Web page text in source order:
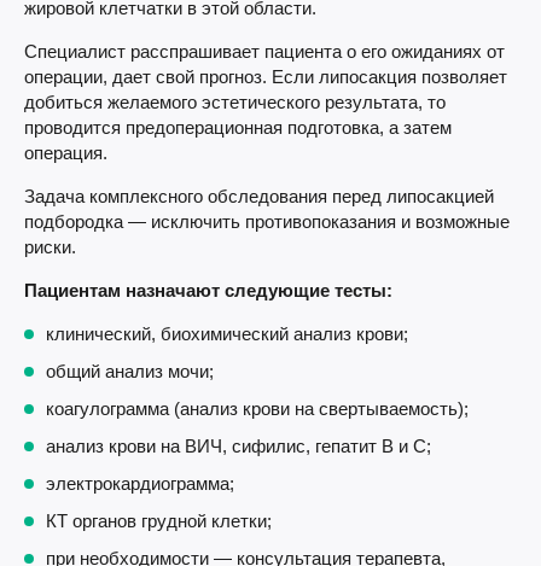
жировой клетчатки в этой области.
Специалист расспрашивает пациента о его ожиданиях от
операции, дает свой прогноз. Если липосакция позволяет
добиться желаемого эстетического результата, то
проводится предоперационная подготовка, а затем
операция.
Задача комплексного обследования перед липосакцией
подбородка — исключить противопоказания и возможные
риски.
Пациентам назначают следующие тесты:
клинический, биохимический анализ крови;
общий анализ мочи;
коагулограмма (анализ крови на свертываемость);
анализ крови на ВИЧ, сифилис, гепатит В и С;
электрокардиограмма;
КТ органов грудной клетки;
при необходимости — консультация терапевта,